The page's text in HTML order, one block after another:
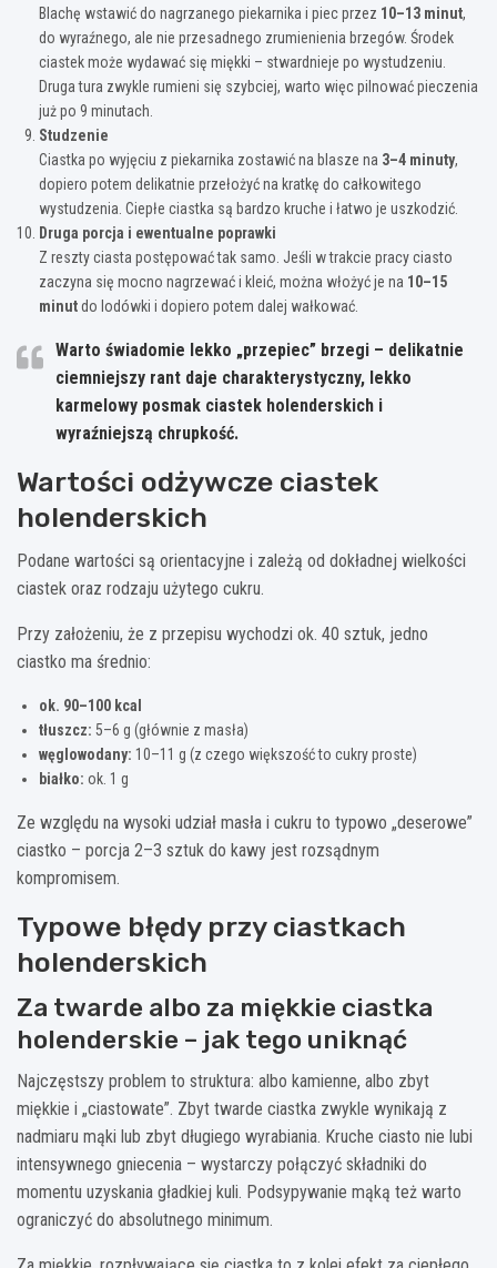
Blachę wstawić do nagrzanego piekarnika i piec przez 10–13 minut,
do wyraźnego, ale nie przesadnego zrumienienia brzegów. Środek
ciastek może wydawać się miękki – stwardnieje po wystudzeniu.
Druga tura zwykle rumieni się szybciej, warto więc pilnować pieczenia
już po 9 minutach.
Studzenie
Ciastka po wyjęciu z piekarnika zostawić na blasze na 3–4 minuty,
dopiero potem delikatnie przełożyć na kratkę do całkowitego
wystudzenia. Ciepłe ciastka są bardzo kruche i łatwo je uszkodzić.
Druga porcja i ewentualne poprawki
Z reszty ciasta postępować tak samo. Jeśli w trakcie pracy ciasto
zaczyna się mocno nagrzewać i kleić, można włożyć je na 10–15
minutdo lodówki i dopiero potem dalej wałkować.
Warto świadomie lekko „przepiec” brzegi – delikatnie
ciemniejszy rant daje charakterystyczny, lekko
karmelowy posmak ciastek holenderskich i
wyraźniejszą chrupkość.
Wartości odżywcze ciastek
holenderskich
Podane wartości są orientacyjne i zależą od dokładnej wielkości
ciastek oraz rodzaju użytego cukru.
Przy założeniu, że z przepisu wychodzi ok. 40 sztuk, jedno
ciastko ma średnio:
ok. 90–100 kcal
tłuszcz: 5–6 g (głównie z masła)
węglowodany: 10–11 g (z czego większość to cukry proste)
białko: ok. 1 g
Ze względu na wysoki udział masła i cukru to typowo „deserowe”
ciastko – porcja 2–3 sztuk do kawy jest rozsądnym
kompromisem.
Typowe błędy przy ciastkach
holenderskich
Za twarde albo za miękkie ciastka
holenderskie – jak tego uniknąć
Najczęstszy problem to struktura: albo kamienne, albo zbyt
miękkie i „ciastowate”. Zbyt twarde ciastka zwykle wynikają z
nadmiaru mąki lub zbyt długiego wyrabiania. Kruche ciasto nie lubi
intensywnego gniecenia – wystarczy połączyć składniki do
momentu uzyskania gładkiej kuli. Podsypywanie mąką też warto
ograniczyć do absolutnego minimum.